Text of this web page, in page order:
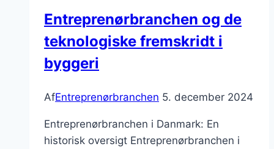
Entreprenørbranchen og de
teknologiske fremskridt i
byggeri
AfEntreprenørbranchen 5. december 2024
Entreprenørbranchen i Danmark: En
historisk oversigt Entreprenørbranchen i